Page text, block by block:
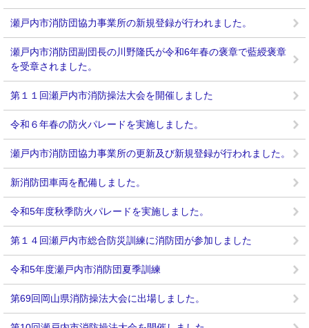
瀬戸内市消防団協力事業所の新規登録が行われました。
瀬戸内市消防団副団長の川野隆氏が令和6年春の褒章で藍綬褒章
を受章されました。
第１１回瀬戸内市消防操法大会を開催しました
令和６年春の防火パレードを実施しました。
瀬戸内市消防団協力事業所の更新及び新規登録が行われました。
新消防団車両を配備しました。
令和5年度秋季防火パレードを実施しました。
第１４回瀬戸内市総合防災訓練に消防団が参加しました
令和5年度瀬戸内市消防団夏季訓練
第69回岡山県消防操法大会に出場しました。